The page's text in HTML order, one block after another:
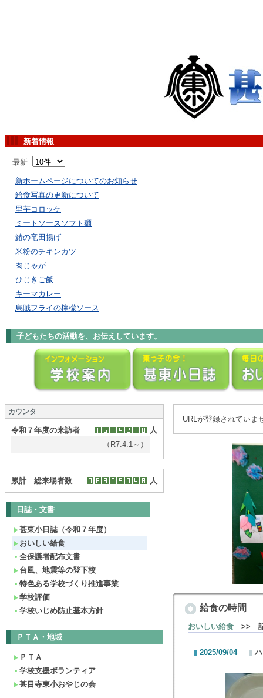
新着情報
最新
新ホームページについてのお知らせ
給食写真の更新について
里芋コロッケ
ミートソースソフト麺
鰆の竜田揚げ
米粉のチキンカツ
肉じゃが
ひじきご飯
キーマカレー
烏賊フライの檸檬ソース
子どもたちの活動を、お伝えしています。
カウンタ
令和７年度の来訪者
人
（R7.4.1～）
累計 総来場者数 人
日誌・文書
甚東小日誌（令和７年度）
おいしい給食
全保護者配布文書
台風、地震等の登下校
特色ある学校づくり推進事業
学校評価
学校いじめ防止基本方針
ＰＴＡ・地域
ＰＴＡ
学校支援ボランティア
甚目寺東小おやじの会
URLが登録されていま
給食の時間
おいしい給食 >> 記
2025/09/04